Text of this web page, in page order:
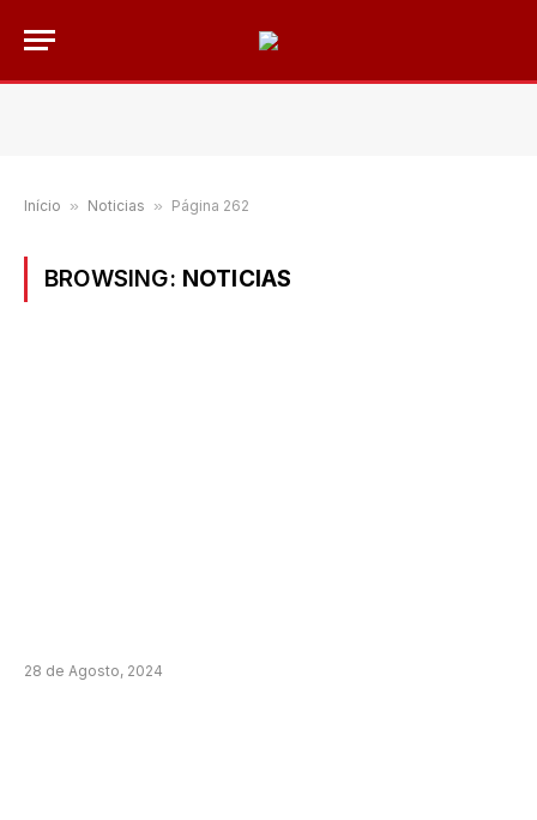
Início » Noticias » Página 262
BROWSING: NOTICIAS
28 de Agosto, 2024